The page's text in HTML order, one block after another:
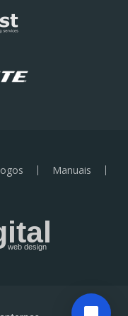
Manuais